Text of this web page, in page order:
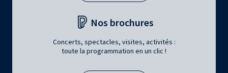
Nos brochures
Concerts, spectacles, visites, activités :
toute la programmation en un clic !